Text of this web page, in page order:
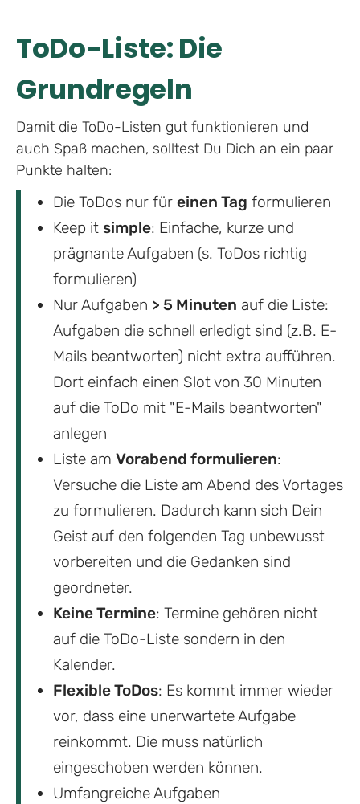
ToDo-Liste: Die
Grundregeln
Damit die ToDo-Listen gut funktionieren und
auch Spaß machen, solltest Du Dich an ein paar
Punkte halten:
Die ToDos nur für einen Tag formulieren
Keep it simple: Einfache, kurze und
prägnante Aufgaben (s. ToDos richtig
formulieren)
Nur Aufgaben > 5 Minuten auf die Liste:
Aufgaben die schnell erledigt sind (z.B. E-
Mails beantworten) nicht extra aufführen.
Dort einfach einen Slot von 30 Minuten
auf die ToDo mit "E-Mails beantworten"
anlegen
Liste am Vorabend formulieren:
Versuche die Liste am Abend des Vortages
zu formulieren. Dadurch kann sich Dein
Geist auf den folgenden Tag unbewusst
vorbereiten und die Gedanken sind
geordneter.
Keine Termine: Termine gehören nicht
auf die ToDo-Liste sondern in den
Kalender.
Flexible ToDos: Es kommt immer wieder
vor, dass eine unerwartete Aufgabe
reinkommt. Die muss natürlich
eingeschoben werden können.
Umfangreiche Aufgaben